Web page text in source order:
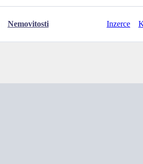
Nemovitosti Inzerce